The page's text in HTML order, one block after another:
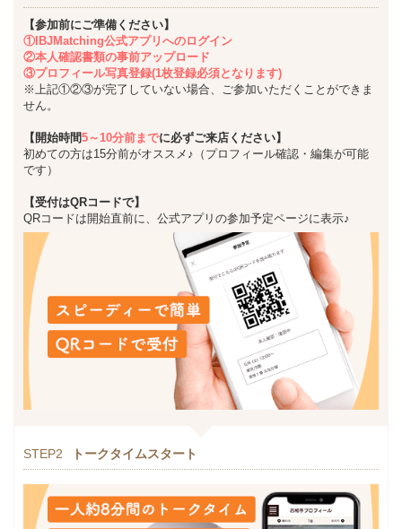
【参加前にご準備ください】
①IBJMatching公式アプリへのログイン
②本人確認書類の事前アップロード
③プロフィール写真登録(1枚登録必須となります)
※上記①②③が完了していない場合、ご参加いただくことができま
せん。
【開始時間5～10分前までに必ずご来店ください】
初めての方は15分前がオススメ♪（プロフィール確認・編集が可能
です）
【受付はQRコードで】
QRコードは開始直前に、公式アプリの参加予定ページに表示♪
STEP2 トークタイムスタート